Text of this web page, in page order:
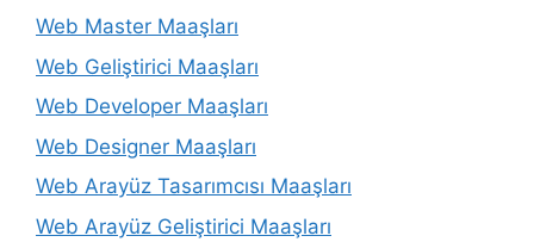
Web Master Maaşları
Web Geliştirici Maaşları
Web Developer Maaşları
Web Designer Maaşları
Web Arayüz Tasarımcısı Maaşları
Web Arayüz Geliştirici Maaşları